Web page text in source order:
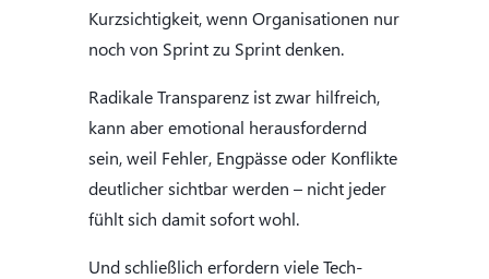
Kurzsichtigkeit, wenn Organisationen nur
noch von Sprint zu Sprint denken.
Radikale Transparenz ist zwar hilfreich,
kann aber emotional herausfordernd
sein, weil Fehler, Engpässe oder Konflikte
deutlicher sichtbar werden – nicht jeder
fühlt sich damit sofort wohl.
Und schließlich erfordern viele Tech-